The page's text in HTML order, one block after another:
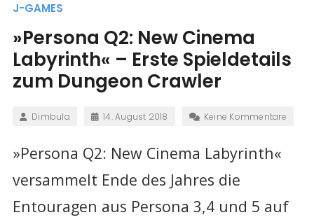
J-GAMES
»Persona Q2: New Cinema
Labyrinth« – Erste Spieldetails
zum Dungeon Crawler
Dimbula 14. August 2018 Keine Kommentare
»Persona Q2: New Cinema Labyrinth«
versammelt Ende des Jahres die
Entouragen aus Persona 3,4 und 5 auf